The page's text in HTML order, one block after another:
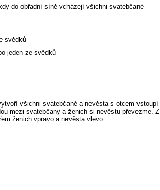
do obřadní síně vcházejí všichni svatebčané
svědků
jeden ze svědků
všichni svatebčané a nevěsta s otcem vstoupí
mezi svatebčany a ženich si nevěstu převezme. Z
ženich vpravo a nevěsta vlevo.